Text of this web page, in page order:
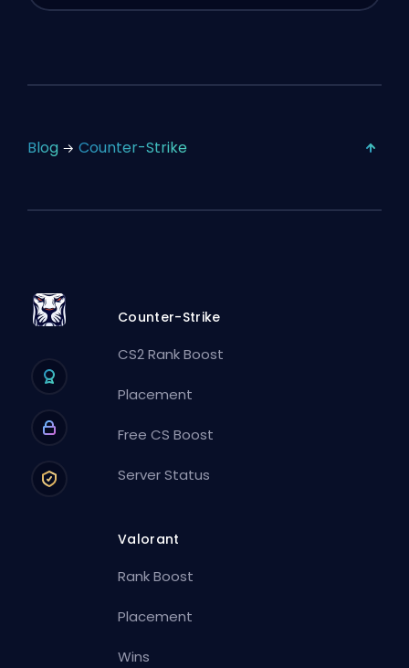
Blog Counter-Strike
Counter-Strike
CS2 Rank Boost
Placement
Free CS Boost
Server Status
Valorant
Rank Boost
Placement
Wins